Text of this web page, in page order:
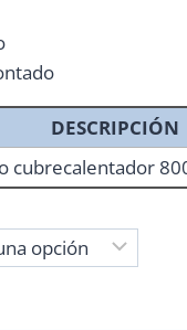
DESCRIPCIÓN
cubrecalentador